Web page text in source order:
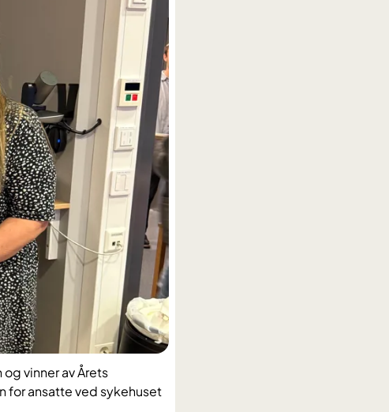
vinner av Årets
for ansatte ved sykehuset